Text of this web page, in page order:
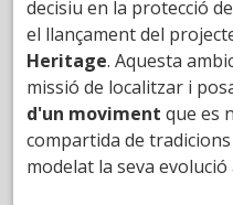
decisiu en la protecció
el llançament del
Heritage. Aquesta
missió de localitzar i
d'un moviment que es
compartida de
modelat la seva